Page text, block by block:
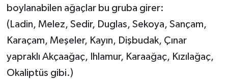
boylanabilen ağaçlar bu gruba girer:
(Ladin, Melez, Sedir, Duglas, Sekoya, Sançam,
Karaçam, Meşeler, Kayın, Dişbudak, Çınar
yapraklı Akçaağaç, Ihlamur, Karaağaç, Kızılağaç,
Okaliptüs gibi.)